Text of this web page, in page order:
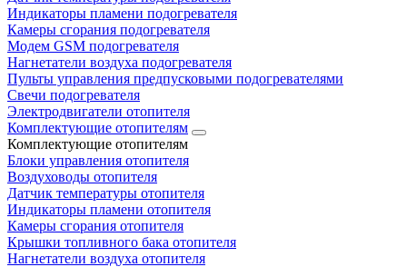
Индикаторы пламени подогревателя
Камеры сгорания подогревателя
Модем GSM подогревателя
Нагнетатели воздуха подогревателя
Пульты управления предпусковыми подогревателями
Свечи подогревателя
Электродвигатели отопителя
Комплектующие отопителям
Комплектующие отопителям
Блоки управления отопителя
Воздуховоды отопителя
Датчик температуры отопителя
Индикаторы пламени отопителя
Камеры сгорания отопителя
Крышки топливного бака отопителя
Нагнетатели воздуха отопителя